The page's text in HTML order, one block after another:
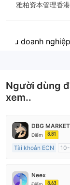
雅柏资本管理香
Nhân viên doanh
doanh nghiệp
Người dùng
xem..
DBG
Điểm 8.81
Tài khoản ECN
MT4 Chính thức
Neex
8.63